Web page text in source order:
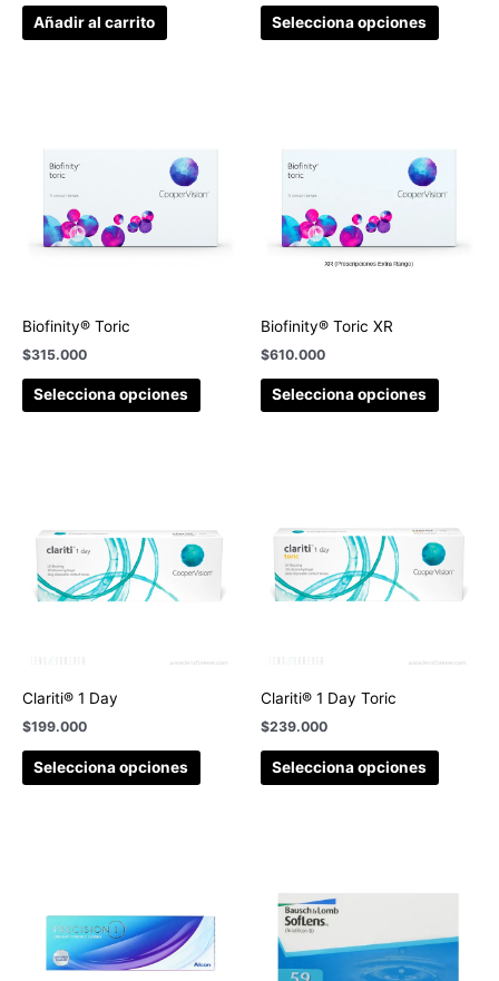
Añadir al carrito Selecciona opciones
Biofinity® Toric
$315.000
Selecciona opciones
Biofinity® Toric XR
$610.000
Selecciona opciones
Clariti® 1 Day
$199.000
Selecciona opciones
Clariti® 1 Day Toric
$239.000
Selecciona opciones